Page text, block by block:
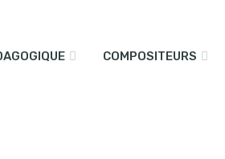
COMPOSITEURS